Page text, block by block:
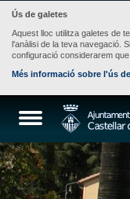
Ús de galetes
Aquest lloc utilitza galetes de
l'anàlisi de la teva navegació.
configuració considerarem
Més informació sobre l'ús